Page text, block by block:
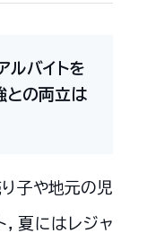
ルバイトを
との両立は
子や地元の児
夏にはレジャ